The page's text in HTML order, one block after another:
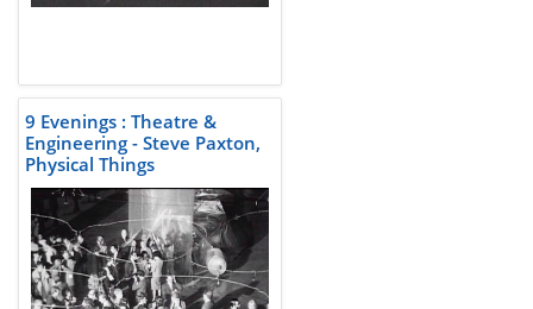
9 Evenings : Theatre &
Engineering - Steve Paxton,
Physical Things